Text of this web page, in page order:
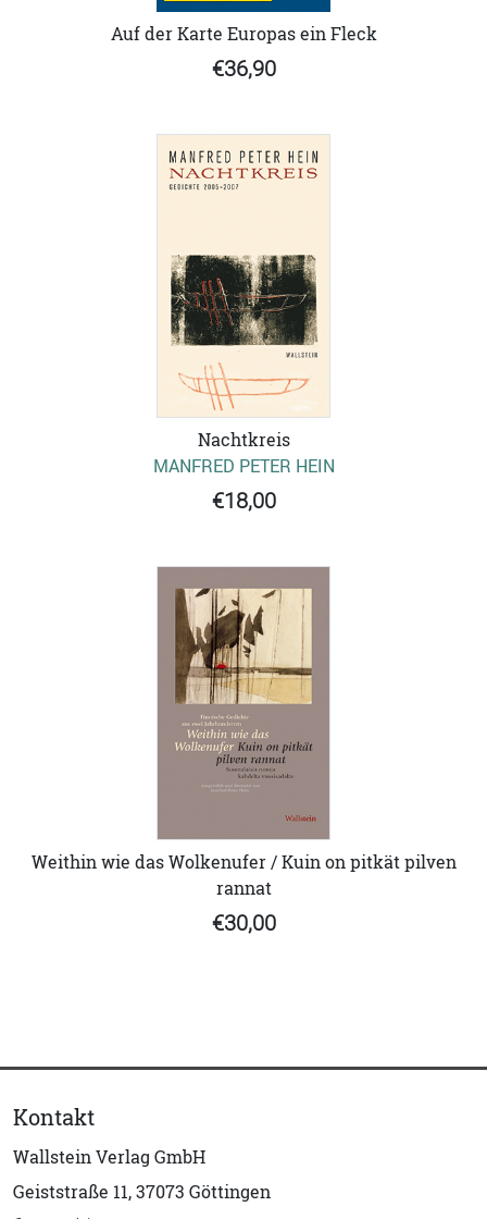
Auf der Karte Europas ein Fleck
€36,90
Nachtkreis
MANFRED PETER HEIN
€18,00
Weithin wie das Wolkenufer / Kuin on pitkät pilven
rannat
€30,00
Kontakt
Wallstein Verlag GmbH
Geiststraße 11, 37073 Göttingen